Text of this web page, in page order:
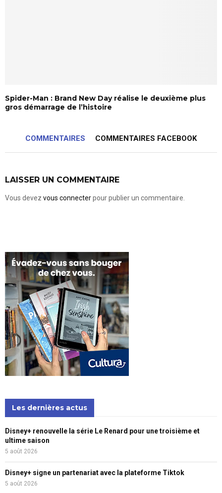
Spider-Man : Brand New Day réalise le deuxième plus
gros démarrage de l’histoire
COMMENTAIRES COMMENTAIRES FACEBOOK
LAISSER UN COMMENTAIRE
Vous devez vous connecterpour publier un commentaire.
Les dernières actus
Disney+ renouvelle la série Le Renard pour une troisième et
ultime saison
5 août 2026
Disney+ signe un partenariat avec la plateforme Tiktok
5 août 2026